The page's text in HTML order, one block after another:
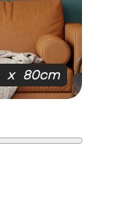
x 80cm